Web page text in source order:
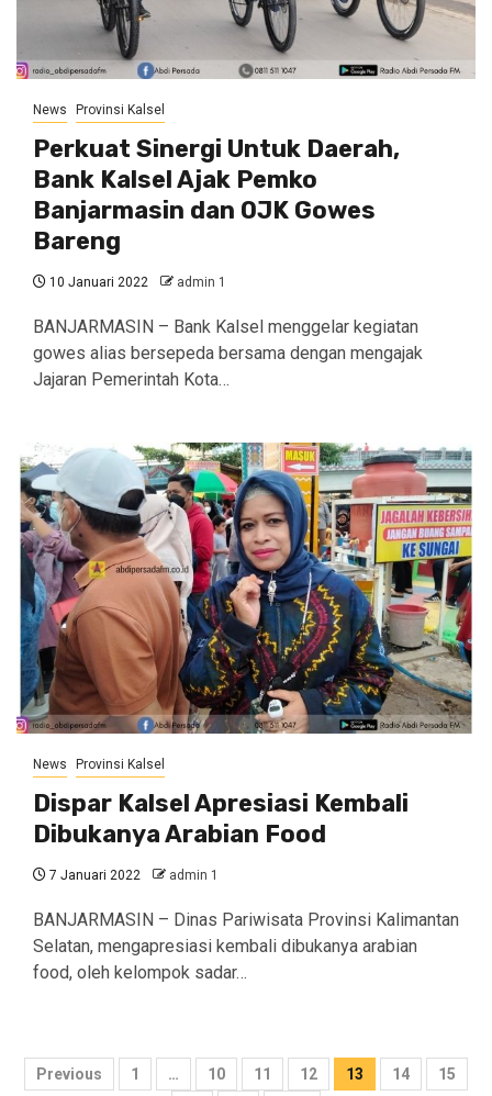
News Provinsi Kalsel
Perkuat Sinergi Untuk Daerah,
Bank Kalsel Ajak Pemko
Banjarmasin dan OJK Gowes
Bareng
10 Januari 2022 admin 1
BANJARMASIN – Bank Kalsel menggelar kegiatan
gowes alias bersepeda bersama dengan mengajak
Jajaran Pemerintah Kota…
News Provinsi Kalsel
Dispar Kalsel Apresiasi Kembali
Dibukanya Arabian Food
7 Januari 2022 admin 1
BANJARMASIN – Dinas Pariwisata Provinsi Kalimantan
Selatan, mengapresiasi kembali dibukanya arabian
food, oleh kelompok sadar…
Navigasi
Previous 1 … 10 11 12 13 14 15